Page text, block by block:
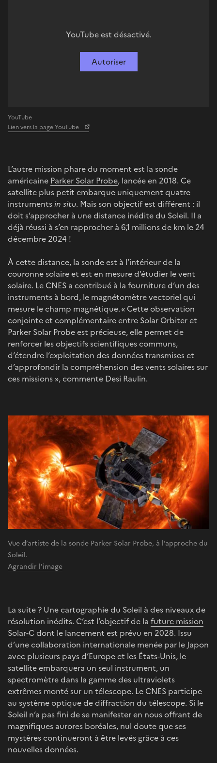
YouTube est désactivé.
Autoriser
YouTube
Lien vers la page YouTube
L’autre mission phare du moment est la sonde
américaine Parker Solar Probe, lancée en 2018. Ce
satellite plus petit embarque uniquement quatre
instrumentsin situ. Mais son objectif est différent : il
doit s’approcher à une distance inédite du Soleil. Il a
déjà réussi à s’en rapprocher à 6,1 millions de km le 24
décembre 2024 !
À cette distance, la sonde est à l’intérieur de la
couronne solaire et est en mesure d’étudier le vent
solaire. Le CNES a contribué à la fourniture d’un des
instruments à bord, le magnétomètre vectoriel qui
mesure le champ magnétique. « Cette observation
conjointe et complémentaire entre Solar Orbiter et
Parker Solar Probe est précieuse, elle permet de
renforcer les objectifs scientifiques communs,
d’étendre l’exploitation des données transmises et
d’approfondir la compréhension des vents solaires sur
ces missions », commente Desi Raulin.
Vue d’artiste de la sonde Parker Solar Probe, à l’approche du
Soleil.
Agrandir l'image
La suite ? Une cartographie du Soleil à des niveaux de
résolution inédits. C’est l’objectif de la future mission
Solar-C dont le lancement est prévu en 2028. Issu
d’une collaboration internationale menée par le Japon
avec plusieurs pays d’Europe et les États-Unis, le
satellite embarquera un seul instrument, un
spectromètre dans la gamme des ultraviolets
extrêmes monté sur un télescope. Le CNES participe
au système optique de diffraction du télescope. Si le
Soleil n’a pas fini de se manifester en nous offrant de
magnifiques aurores boréales, nul doute que ses
mystères continueront à être levés grâce à ces
nouvelles données.